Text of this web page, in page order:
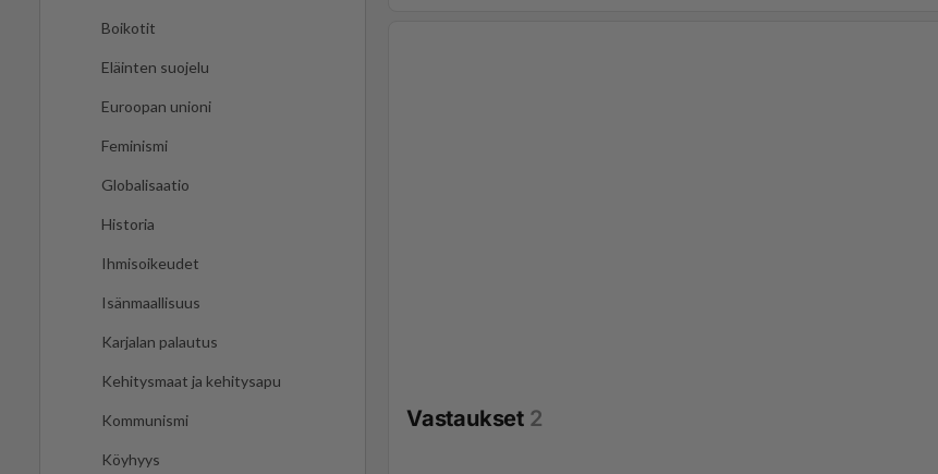
Boikotit
Eläinten suojelu
Euroopan unioni
Feminismi
Globalisaatio
Historia
Ihmisoikeudet
Isänmaallisuus
Karjalan palautus
Kehitysmaat ja kehitysapu
Kommunismi
Köyhyys
Vastaukset 2